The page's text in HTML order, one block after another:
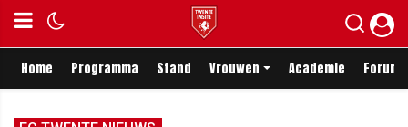
Home Programma Stand Vrouwen Academie Forum